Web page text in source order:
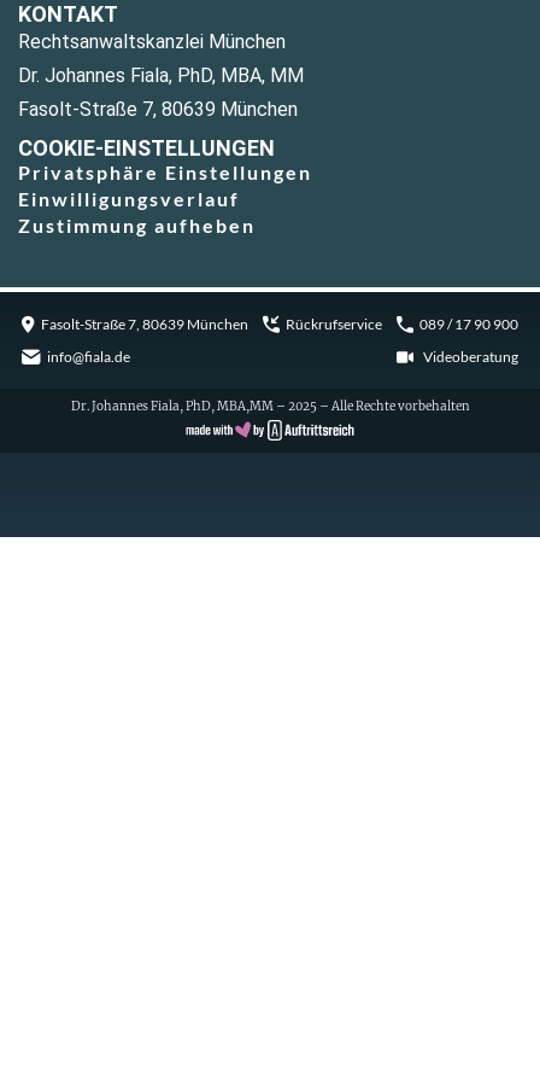
KONTAKT
Rechtsanwaltskanzlei München
Dr. Johannes Fiala, PhD, MBA, MM
Fasolt-Straße 7, 80639 München
COOKIE-EINSTELLUNGEN
Privatsphäre Einstellungen
Einwilligungsverlauf
Zustimmung aufheben
Fasolt-Straße 7, 80639 München Rückrufservice
089 / 17 90 900
info@fiala.de
Videoberatung
Dr. Johannes Fiala, PhD, MBA,MM – 2025 – Alle Rechte vorbehalten